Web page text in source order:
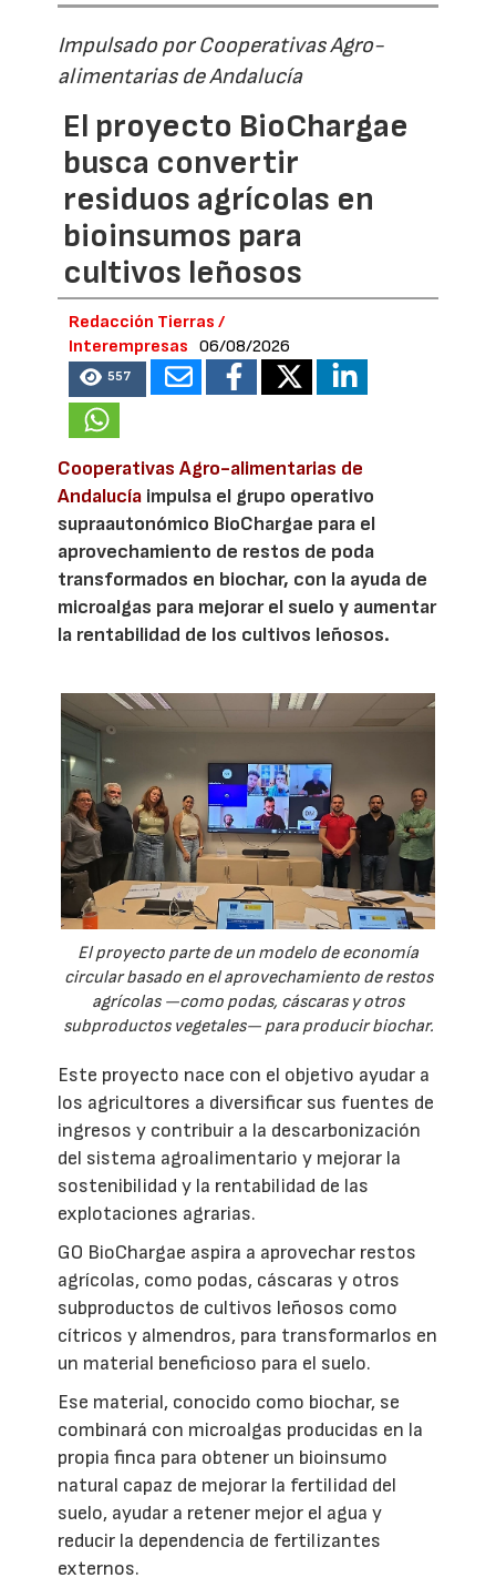
Impulsado por Cooperativas Agro-
alimentarias de Andalucía
El proyecto BioChargae
busca convertir
residuos agrícolas en
bioinsumos para
cultivos leñosos
Redacción Tierras /
Interempresas
06/08/2026
557
Cooperativas Agro-alimentarias de
Andalucía impulsa el grupo operativo
supraautonómico BioChargae para el
aprovechamiento de restos de poda
transformados en biochar, con la ayuda de
microalgas para mejorar el suelo y aumentar
la rentabilidad de los cultivos leñosos.
El proyecto parte de un modelo de economía
circular basado en el aprovechamiento de restos
agrícolas —como podas, cáscaras y otros
subproductos vegetales— para producir biochar.
Este proyecto nace con el objetivo ayudar a
los agricultores a diversificar sus fuentes de
ingresos y contribuir a la descarbonización
del sistema agroalimentario y mejorar la
sostenibilidad y la rentabilidad de las
explotaciones agrarias.
GO BioChargae aspira a aprovechar restos
agrícolas, como podas, cáscaras y otros
subproductos de cultivos leñosos como
cítricos y almendros, para transformarlos en
un material beneficioso para el suelo.
Ese material, conocido como biochar, se
combinará con microalgas producidas en la
propia finca para obtener un bioinsumo
natural capaz de mejorar la fertilidad del
suelo, ayudar a retener mejor el agua y
reducir la dependencia de fertilizantes
externos.